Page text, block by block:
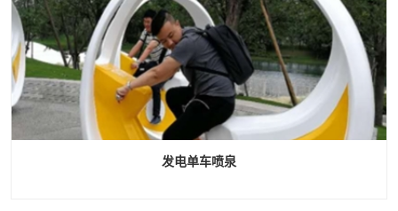
发电单车喷泉